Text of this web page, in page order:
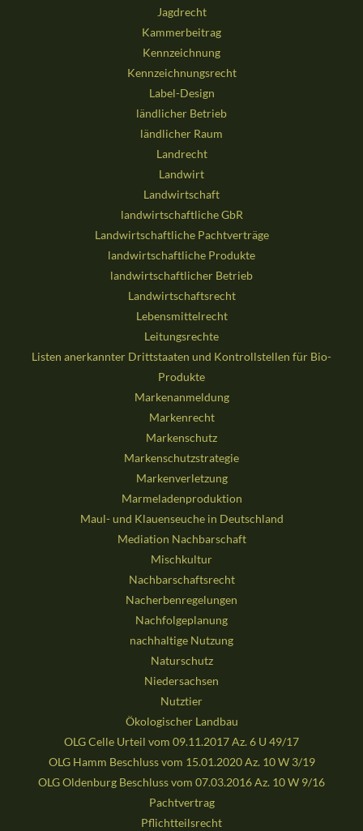
Jagdrecht
Kammerbeitrag
Kennzeichnung
Kennzeichnungsrecht
Label-Design
ländlicher Betrieb
ländlicher Raum
Landrecht
Landwirt
Landwirtschaft
landwirtschaftliche GbR
Landwirtschaftliche Pachtverträge
landwirtschaftliche Produkte
landwirtschaftlicher Betrieb
Landwirtschaftsrecht
Lebensmittelrecht
Leitungsrechte
Listen anerkannter Drittstaaten und Kontrollstellen für Bio-
Produkte
Markenanmeldung
Markenrecht
Markenschutz
Markenschutzstrategie
Markenverletzung
Marmeladenproduktion
Maul- und Klauenseuche in Deutschland
Mediation Nachbarschaft
Mischkultur
Nachbarschaftsrecht
Nacherbenregelungen
Nachfolgeplanung
nachhaltige Nutzung
Naturschutz
Niedersachsen
Nutztier
Ökologischer Landbau
OLG Celle Urteil vom 09.11.2017 Az. 6 U 49/17
OLG Hamm Beschluss vom 15.01.2020 Az. 10 W 3/19
OLG Oldenburg Beschluss vom 07.03.2016 Az. 10 W 9/16
Pachtvertrag
Pflichtteilsrecht